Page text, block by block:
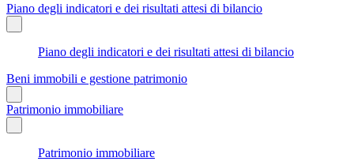
Piano degli indicatori e dei risultati attesi di bilancio
Piano degli indicatori e dei risultati attesi di bilancio
Beni immobili e gestione patrimonio
Patrimonio immobiliare
Patrimonio immobiliare